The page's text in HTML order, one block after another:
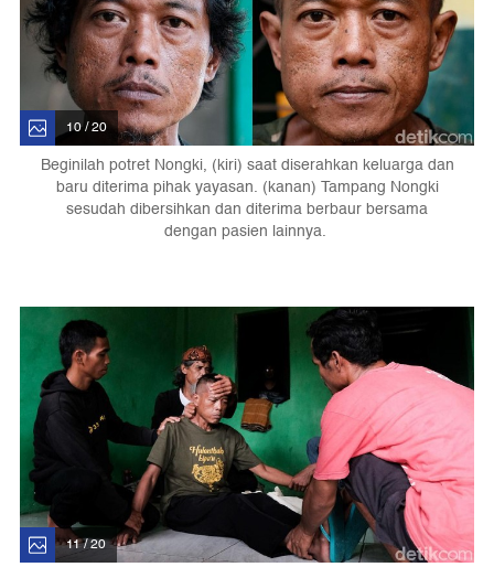
10 / 20
Beginilah potret Nongki, (kiri) saat diserahkan keluarga dan
baru diterima pihak yayasan. (kanan) Tampang Nongki
sesudah dibersihkan dan diterima berbaur bersama
dengan pasien lainnya.
11 / 20